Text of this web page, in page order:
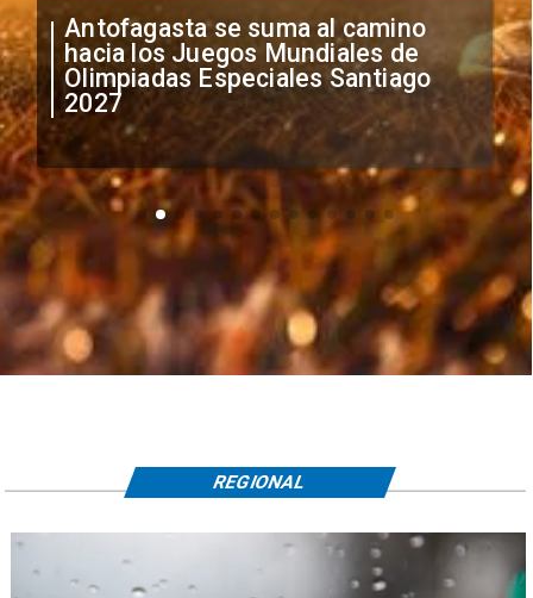
"Falta de profesionalismo": Sifup
anuncia medidas por situación
irregular de futbolistas
extranjeros
REGIONAL